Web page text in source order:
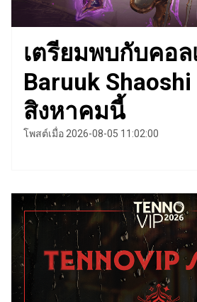
เตรียมพบกับคอ
Baruuk Shaoshi
สิงหาคมนี้
โพสต์เมื่อ 2026-08-05 11:02:00